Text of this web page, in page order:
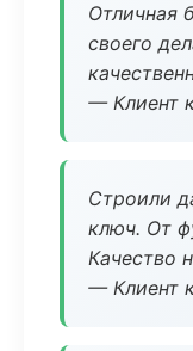
Отличная
своего
— Клиент
Строили
ключ. От
Качество
— Клиент